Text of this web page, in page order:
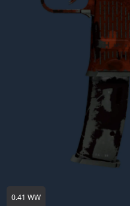
0.41 WW